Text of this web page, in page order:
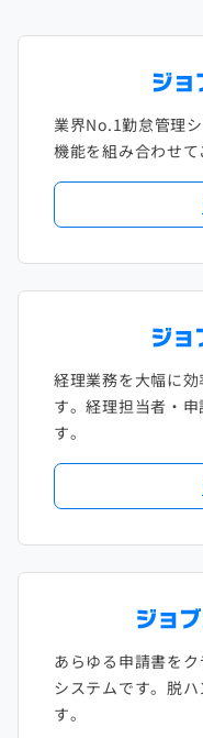
業界No.1勤怠管理
機能を組み合わせて
経理業務を大幅に
す。経理担当者・
す。
あらゆる申請書を
システムです。脱
す。